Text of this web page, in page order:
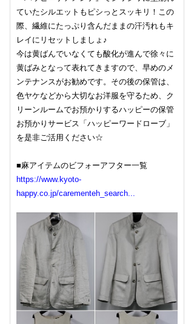
ていたシルエットもピシっとスッキリ！この
際、繊維にたっぷり含んだままの汗汚れもキ
レイにリセットしましょ♪
今は黄ばんでいなくても酸化が進んで徐々に
黄ばみとなって表れてきますので、早めのメ
ンテナンスがお勧めです。その後の保管は、
色ヤケなどから大切なお洋服を守るため、ク
リーンルームでお預かりするハッピーの保管
お預かりサービス「ハッピーワードローブ」
を是非ご活用ください☆
■麻アイテムのビフォーアフター一覧
https://www.kyoto-
happy.co.jp/carementeh_search...